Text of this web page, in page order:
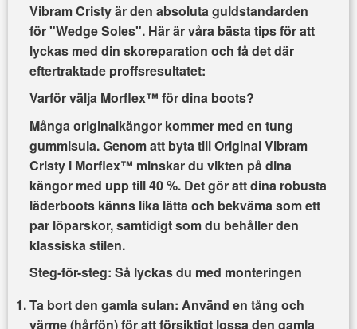
Vibram Cristy är den absoluta guldstandarden
för "Wedge Soles". Här är våra bästa tips för att
lyckas med din skoreparation och få det där
eftertraktade proffsresultatet:
Varför välja Morflex™ för dina boots?
Många originalkängor kommer med en tung
gummisula. Genom att byta tillOriginal Vibram
Cristy i Morflex™ minskar du vikten på dina
kängor med upp till 40 %. Det gör att dina robusta
läderboots känns lika lätta och bekväma som ett
par löparskor, samtidigt som du behåller den
klassiska stilen.
Steg-för-steg: Så lyckas du med monteringen
Ta bort den gamla sulan: Använd en tång och
värme (hårfön) för att försiktigt lossa den gamla